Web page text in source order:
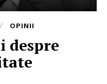
OPINII
despre